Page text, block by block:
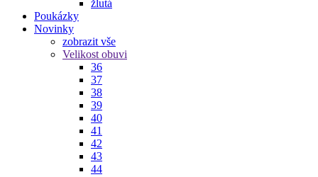
žlutá
Poukázky
Novinky
zobrazit vše
Velikost obuvi
36
37
38
39
40
41
42
43
44